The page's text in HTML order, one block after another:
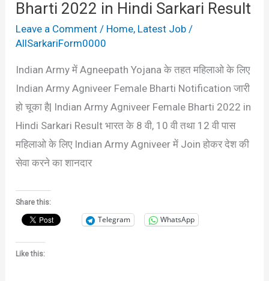
Bharti 2022 in Hindi Sarkari Result
Leave a Comment / Home, Latest Job /
AllSarkariForm0000
Indian Army में Agneepath Yojana के तहत महिलाओ के लिए
Indian Army Agniveer Female Bharti Notification जारी
हो चूका है| Indian Army Agniveer Female Bharti 2022 in
Hindi Sarkari Result भारत के 8 वी, 10 वी तथा 12 वी पास
महिलाओ के लिए Indian Army Agniveer में Join होकर देश की
सेवा करने का शानदार
Share this:
Telegram WhatsApp
Like this:
Result